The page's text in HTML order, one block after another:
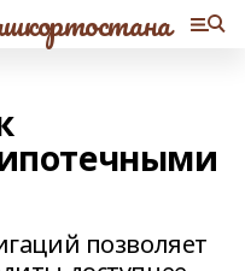
позволяет